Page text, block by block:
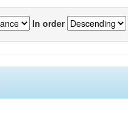
In order